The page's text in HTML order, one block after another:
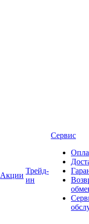
Акции
Трейд-
ин
Сервис